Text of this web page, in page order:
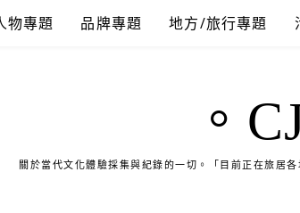
物專題 品牌專題 地方/旅行專題
。
關於當代文化體驗採集與紀錄的一切。「目前正在旅居